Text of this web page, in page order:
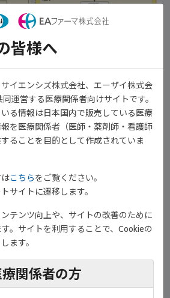
of Rheumatology
London, United Kingdom
皆様へ
イエンシズ株式会社、エーザイ株式会
運営する医療関係者向けサイトです。
る情報は日本国内で販売している医療
を医療関係者（医師・薬剤師・看護師
ることを目的として作成されていま
こちらをご覧ください。
サイトに遷移します。
テンツ向上や、サイトの改善のために
。サイトを利用することで、Cookieの
ます。
療関係者の方